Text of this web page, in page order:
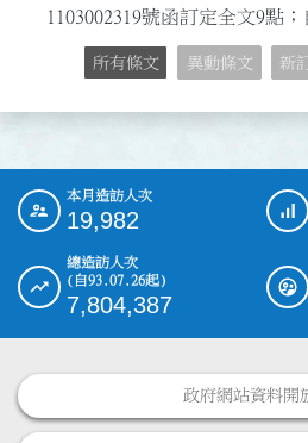
1103002319號函訂定全文9點
所有條文 異動條文 新
::: 本月造訪人次
19,982
總造訪人次
(自93.07.26起)
7,804,387
政府網站資料開